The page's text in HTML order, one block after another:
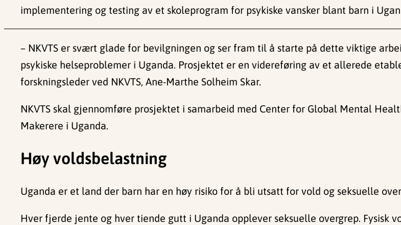
implementering og testing av et skoleprogram for psykiske vansker blant barn i
– NKVTS er svært glade for bevilgningen og ser fram til å starte på dette viktige
psykiske helseproblemer i Uganda. Prosjektet er en videreføring av et allerede
forskningsleder ved NKVTS, Ane-Marthe Solheim Skar.
NKVTS skal gjennomføre prosjektet i samarbeid med Center for Global Mental
Makerere i Uganda.
Høy voldsbelastning
Uganda er et land der barn har en høy risiko for å bli utsatt for vold og seksuelle
Hver fjerde jente og hver tiende gutt i Uganda opplever seksuelle overgrep. Fysisk